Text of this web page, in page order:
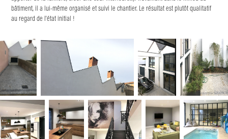
bâtiment, il a lui-même organisé et suivi le chantier. Le résultat est plutôt qualitatif
au regard de l'état initial !